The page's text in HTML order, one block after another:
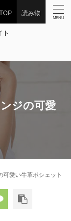
読み物
ト
ジの可愛
愛い牛革ポシェット！